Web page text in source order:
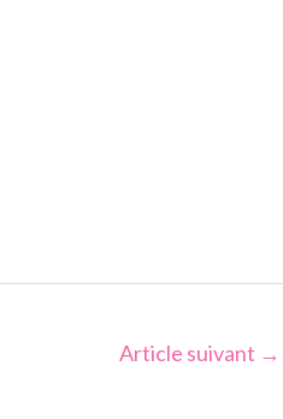
Article suivant →